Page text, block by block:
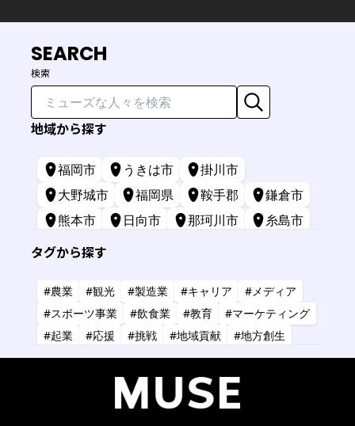
SEARCH
検索
地域から探す
福岡市 うきは市
掛川市
大野城市
福岡県 鞍手郡
鎌倉市
熊本市
日向市 那珂川市
糸島市
苅田町
タグから探す
#農業 #観光 #製造業 #キャリア
#メディア
#スポーツ事業
#飲食業 #教育
#マーケティング
#起業
#応援 #挑戦 #地域貢献
#地方創生
#共創
#健康 #アーティスト #金融
#IT
#タレント #コーチング
#コンサルタント
#商業施設 #小売業 #経営